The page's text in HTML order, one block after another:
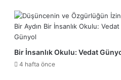
Bir İnsanlık Okulu: Vedat
4 hafta önce